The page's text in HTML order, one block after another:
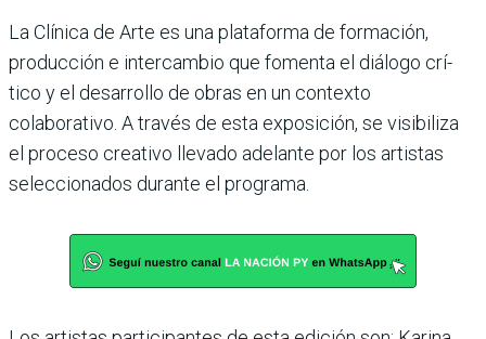
La Clínica de Arte es una plataforma de formación,
producción e intercambio que fomenta el diálogo crí­
tico y el desarrollo de obras en un contexto
colaborativo. A través de esta exposición, se visibiliza
el proceso crea­tivo llevado adelante por los artistas
seleccionados durante el programa.